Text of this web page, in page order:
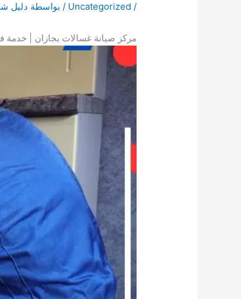
/
Uncategorized / بواسطة دليل
مركز صيانة غسالات بجازان | خدمة